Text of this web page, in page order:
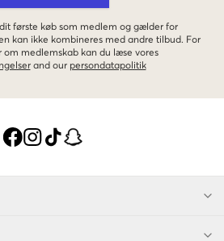
første køb som medlem og gælder for
kan ikke kombineres med andre tilbud. For
om medlemskab kan du læse vores
and our persondatapolitik